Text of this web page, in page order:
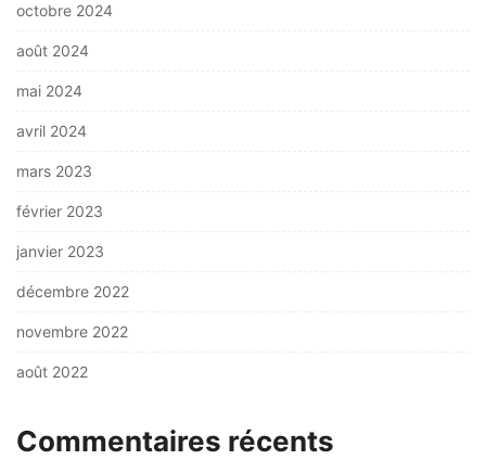
octobre 2024
août 2024
mai 2024
avril 2024
mars 2023
février 2023
janvier 2023
décembre 2022
novembre 2022
août 2022
Commentaires récents